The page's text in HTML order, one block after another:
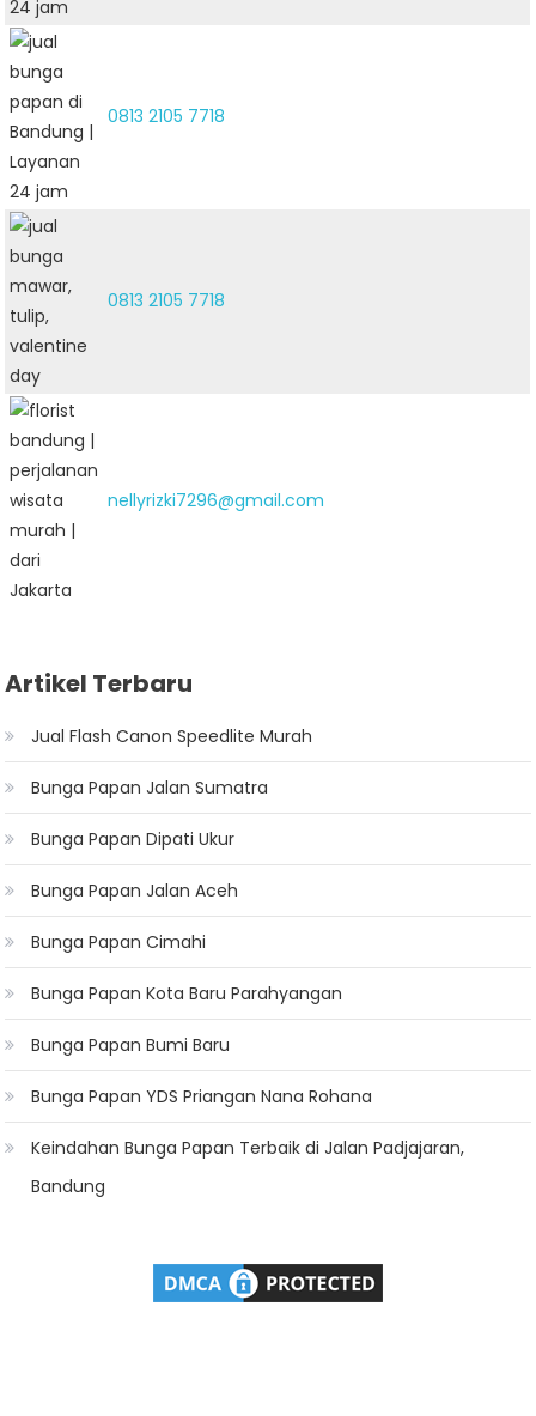
0813 2105 7718
0813 2105 7718
nellyrizki7296@gmail.com
Artikel Terbaru
Jual Flash Canon Speedlite Murah
Bunga Papan Jalan Sumatra
Bunga Papan Dipati Ukur
Bunga Papan Jalan Aceh
Bunga Papan Cimahi
Bunga Papan Kota Baru Parahyangan
Bunga Papan Bumi Baru
Bunga Papan YDS Priangan Nana Rohana
Keindahan Bunga Papan Terbaik di Jalan Padjajaran,
Bandung